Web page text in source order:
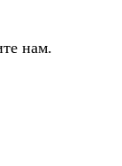
нам.